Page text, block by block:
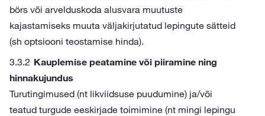
börs või arvelduskoda alusvara muutuste
kajastamiseks muuta väljakirjutatud lepingute sätteid
(sh optsiooni teostamise hinda).
Kauplemise peatamine või piiramine ning
hinnakujundus
Turutingimused (nt likviidsuse puudumine) ja/või
teatud turgude eeskirjade toimimine (nt mingi lepingu